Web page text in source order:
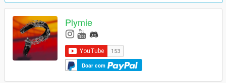
Plymie
Doar com